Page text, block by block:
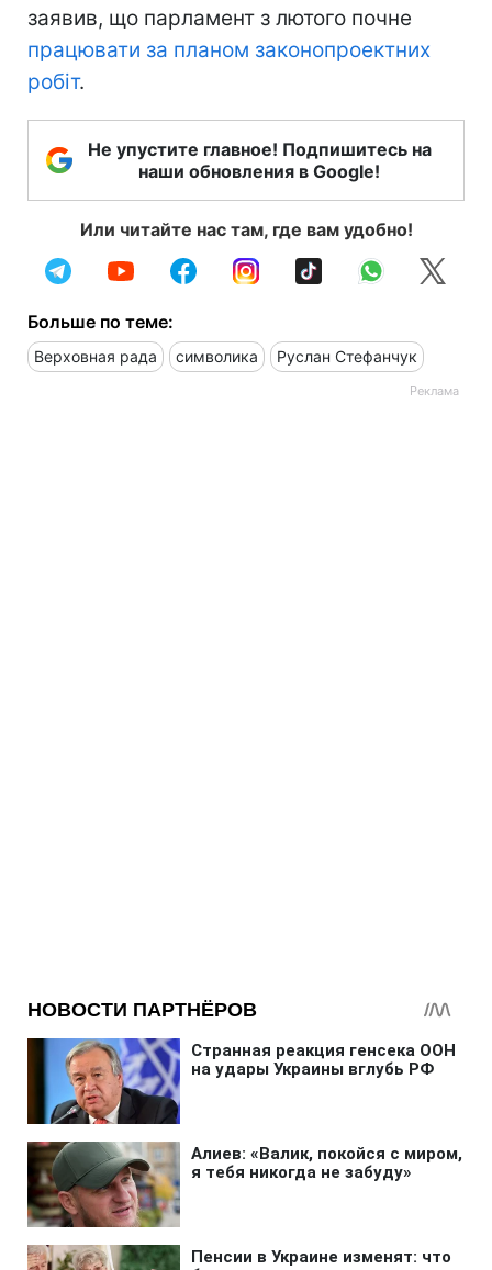
заявив, що парламент з лютого почне
працювати за планом законопроектних
робіт.
Не упустите главное! Подпишитесь на
наши обновления в Google!
Или читайте нас там, где вам удобно!
Больше по теме:
Верховная рада символика Руслан Стефанчук